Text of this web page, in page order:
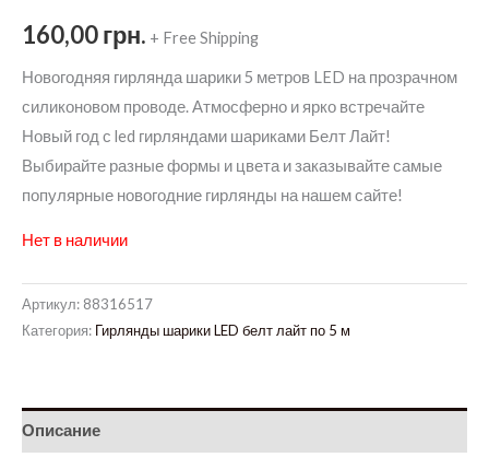
160,00грн. + Free Shipping
Новогодняя гирлянда шарики 5 метров LED на прозрачном
силиконовом проводе. Атмосферно и ярко встречайте
Новый год с led гирляндами шариками Белт Лайт!
Выбирайте разные формы и цвета и заказывайте самые
популярные новогодние гирлянды на нашем сайте!
Нет в наличии
Артикул: 88316517
Категория: Гирлянды шарики LED белт лайт по 5 м
Описание